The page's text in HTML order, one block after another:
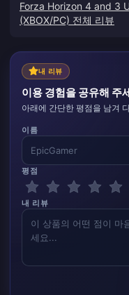
Forza Horizon 4 and 3
(XBOX/PC) 전체 리뷰
내 리뷰
이용 경험을 공유해 주
아래에 간단한 평점을 남겨
이름
평점
내 리뷰